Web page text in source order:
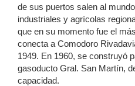
de sus puertos salen al
industriales y agrícolas
que en su momento fue el
conecta a Comodoro
1949. En 1960, se construyó
gasoducto Gral. San Martín,
capacidad.